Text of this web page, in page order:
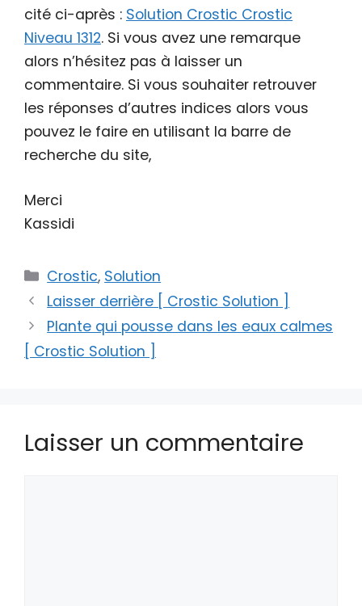
cité ci-après : Solution Crostic Crostic
Niveau 1312. Si vous avez une remarque
alors n’hésitez pas à laisser un
commentaire. Si vous souhaiter retrouver
les réponses d’autres indices alors vous
pouvez le faire en utilisant la barre de
recherche du site,
Merci
Kassidi
Catégories
Crostic, Solution
Laisser derrière [ Crostic Solution ]
Plante qui pousse dans les eaux calmes
[ Crostic Solution ]
Laisser un commentaire